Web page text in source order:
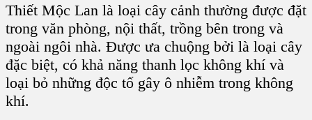
Thiết Mộc Lan là loại cây cảnh thường được đặt
trong văn phòng, nội thất, trồng bên trong và
ngoài ngôi nhà. Được ưa chuộng bởi là loại cây
đặc biệt, có khả năng thanh lọc không khí và
loại bỏ những độc tố gây ô nhiễm trong không
khí.